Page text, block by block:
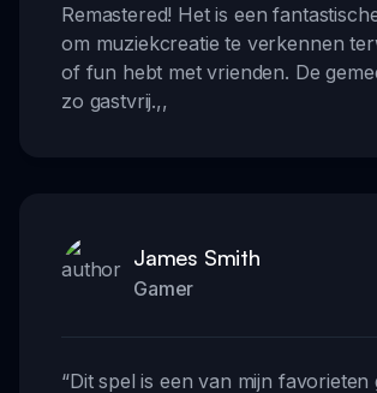
Remastered! Het is een
om muziekcreatie te verkennen
of fun hebt met vrienden. De
zo gastvrij.,,
James Smith
Gamer
“Dit spel is een van mijn favorieten